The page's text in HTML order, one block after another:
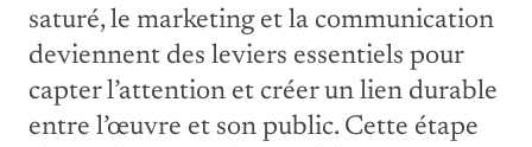
saturé, le marketing et la communication
deviennent des leviers essentiels pour
capter l’attention et créer un lien durable
entre l’œuvre et son public. Cette étape